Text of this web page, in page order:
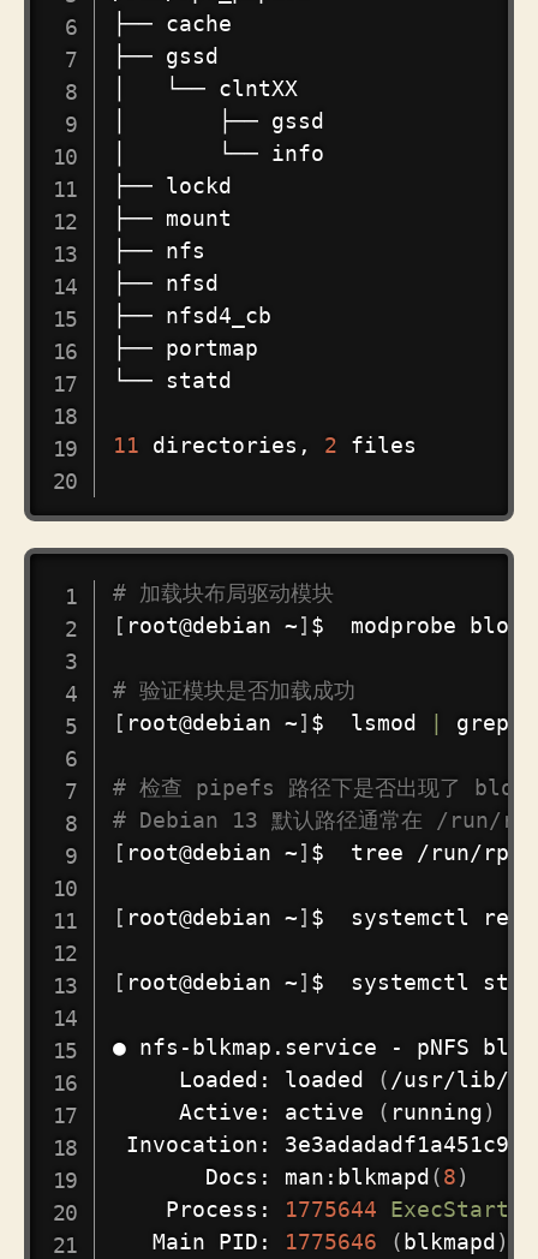
├── cache
├── gssd
│   └── clntXX
│       ├── gssd
│       └── info
├── lockd
├── mount
├── nfs
├── nfsd
├── nfsd4_cb
├── portmap
└── statd
11 directories, 2 files
# 加载块布局驱动模块
[ root@debian ~] $  modprobe
# 验证模块是否加载成功
[ root@debian ~] $  lsmod | grep
# 检查 pipefs 路径下是否出现了
# Debian 13 默认路径通常在 /
[ root@debian ~] $  tree /run/
[ root@debian ~] $  systemctl
[ root@debian ~] $  systemctl
● nfs-blkmap.service - pNFS
     Loaded: loaded
( /usr/lib/
     Active: active
( running)
Invocation:
       Docs: man:blkmapd
(8)
    Process:
1775644 ExecStart
   Main PID:
1775646 (blkmapd)